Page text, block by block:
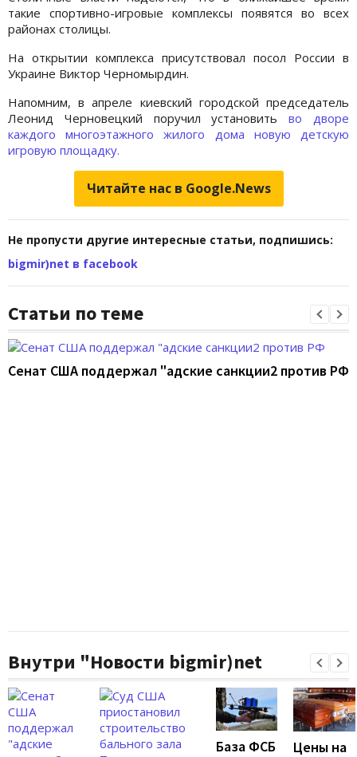
такие спортивно-игровые комплексы появятся во всех
районах столицы.
На открытии комплекса присутствовал посол России в
Украине Виктор Черномырдин.
Напомним, в апреле киевский городской председатель
Леонид Черновецкий поручил установитьво дворе
каждого многоэтажного жилого дома новую детскую
игровую площадку.
Читайте нас в Google.News
Не пропусти другие интересные статьи, подпишись:
bigmir)net в facebook
Статьи по теме
Сенат США поддержал "адские санкции2 против РФ
Внутри "Новости bigmir)net
База ФСБ
Цены на